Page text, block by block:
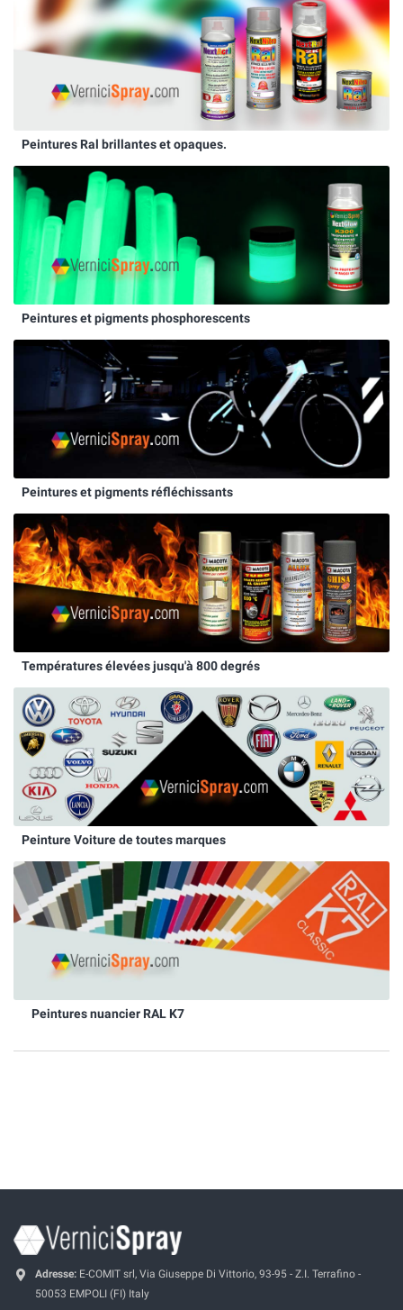
Peintures Ral brillantes et opaques.
Peintures et pigments phosphorescents
Peintures et pigments réfléchissants
Températures élevées jusqu'à 800 degrés
Peinture Voiture de toutes marques
Peintures nuancier RAL K7
Adresse: E-COMIT srl, Via Giuseppe Di Vittorio, 93-95 - Z.I. Terrafino -
50053 EMPOLI (FI) Italy